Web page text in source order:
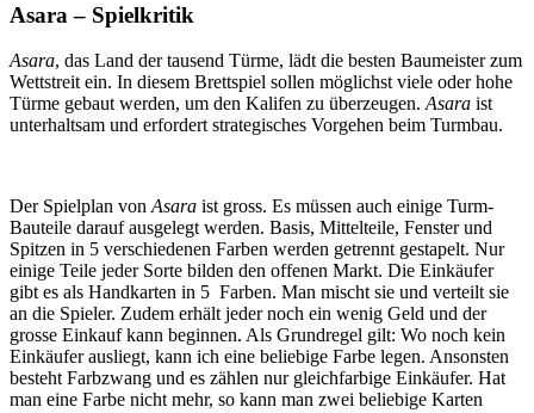
Asara – Spielkritik
Asara, das Land der tausend Türme, lädt die besten Baumeister zum
Wettstreit ein. In diesem Brettspiel sollen möglichst viele oder hohe
Türme gebaut werden, um den Kalifen zu überzeugen.Asara ist
unterhaltsam und erfordert strategisches Vorgehen beim Turmbau.
Der Spielplan vonAsara ist gross. Es müssen auch einige Turm-
Bauteile darauf ausgelegt werden. Basis, Mittelteile, Fenster und
Spitzen in 5 verschiedenen Farben werden getrennt gestapelt. Nur
einige Teile jeder Sorte bilden den offenen Markt. Die Einkäufer
gibt es als Handkarten in 5 Farben. Man mischt sie und verteilt sie
an die Spieler. Zudem erhält jeder noch ein wenig Geld und der
grosse Einkauf kann beginnen. Als Grundregel gilt: Wo noch kein
Einkäufer ausliegt, kann ich eine beliebige Farbe legen. Ansonsten
besteht Farbzwang und es zählen nur gleichfarbige Einkäufer. Hat
man eine Farbe nicht mehr, so kann man zwei beliebige Karten